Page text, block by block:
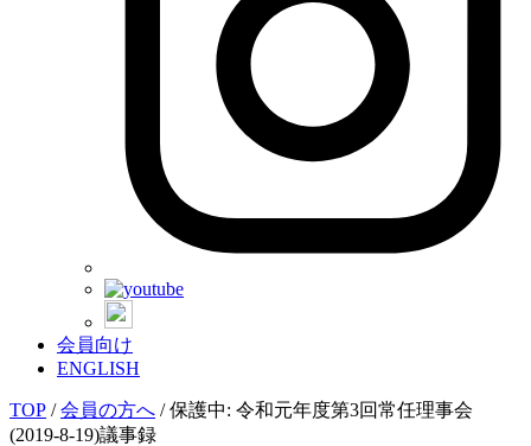
会員向け
ENGLISH
TOP /会員の方へ /保護中: 令和元年度第3回常任理事会
(2019-8-19)議事録